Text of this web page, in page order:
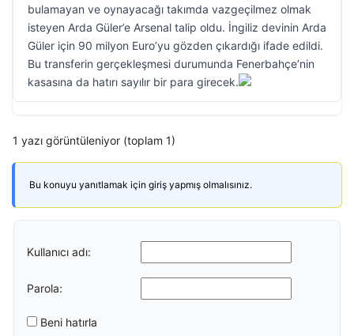
bulamayan ve oynayacağı takımda vazgeçilmez olmak
isteyen Arda Güler’e Arsenal talip oldu. İngiliz devinin Arda
Güler için 90 milyon Euro’yu gözden çıkardığı ifade edildi.
Bu transferin gerçekleşmesi durumunda Fenerbahçe’nin
kasasına da hatırı sayılır bir para girecek.
1 yazı görüntüleniyor (toplam 1)
Bu konuyu yanıtlamak için giriş yapmış olmalısınız.
Kullanıcı adı:
Parola:
Beni hatırla